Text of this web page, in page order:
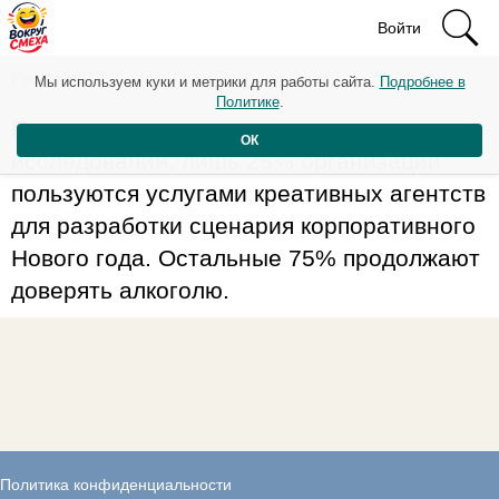
Войти
Рейтинг: 14
По данным социологических
исследований, лишь 25% организаций
пользуются услугами креативных агентств
для разработки сценария корпоративного
Нового года. Остальные 75% продолжают
доверять алкоголю.
Политика конфиденциальности
Мы используем куки и метрики для работы сайта. Подробнее в
Политике.
ОК